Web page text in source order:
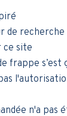
de
ce site
frappe s’est
n'a pas